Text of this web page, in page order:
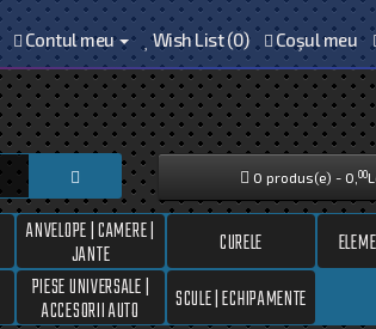
Contul meu Wish List (0) Coşul meu
0 produs(e) - 0,00
ANVELOPE | CAMERE |
JANTE CURELE
PIESE UNIVERSALE |
ACCESORII AUTO SCULE | ECHIPAMENTE